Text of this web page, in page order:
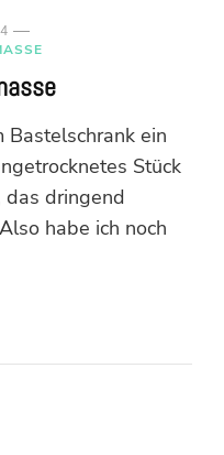
Bastelschrank ein
Stück
das dringend
habe ich noch